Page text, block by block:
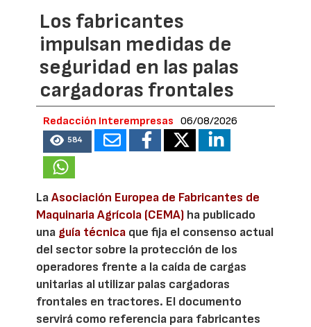
Los fabricantes
impulsan medidas de
seguridad en las palas
cargadoras frontales
Redacción Interempresas 06/08/2026
584
LaAsociación Europea de Fabricantes de
Maquinaria Agrícola (CEMA) ha publicado
una guía técnica que fija el consenso actual
del sector sobre la protección de los
operadores frente a la caída de cargas
unitarias al utilizar palas cargadoras
frontales en tractores. El documento
servirá como referencia para fabricantes